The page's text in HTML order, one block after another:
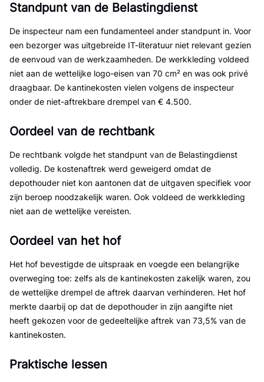
Standpunt van de Belastingdienst
De inspecteur nam een fundamenteel ander standpunt in. Voor
een bezorger was uitgebreide IT-literatuur niet relevant gezien
de eenvoud van de werkzaamheden. De werkkleding voldeed
niet aan de wettelijke logo-eisen van 70 cm² en was ook privé
draagbaar. De kantinekosten vielen volgens de inspecteur
onder de niet-aftrekbare drempel van € 4.500.
Oordeel van de rechtbank
De rechtbank volgde het standpunt van de Belastingdienst
volledig. De kostenaftrek werd geweigerd omdat de
depothouder niet kon aantonen dat de uitgaven specifiek voor
zijn beroep noodzakelijk waren. Ook voldeed de werkkleding
niet aan de wettelijke vereisten.
Oordeel van het hof
Het hof bevestigde de uitspraak en voegde een belangrijke
overweging toe: zelfs als de kantinekosten zakelijk waren, zou
de wettelijke drempel de aftrek daarvan verhinderen. Het hof
merkte daarbij op dat de depothouder in zijn aangifte niet
heeft gekozen voor de gedeeltelijke aftrek van 73,5% van de
kantinekosten.
Praktische lessen